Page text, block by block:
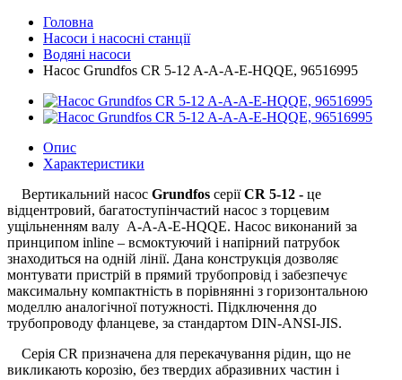
Головна
Насоси і насосні станції
Водяні насоси
Насос Grundfos CR 5-12 A-A-A-E-HQQE, 96516995
Опис
Характеристики
Вертикальний насос Grundfos серіїCR 5-12 - це
відцентровий, багатоступінчастий насос з торцевим
ущільненням валу A-A-A-E-HQQE. Насос виконаний за
принципом inline – всмоктуючий і напірний патрубок
знаходиться на одній лінії. Дана конструкція дозволяє
монтувати пристрій в прямий трубопровід і забезпечує
максимальну компактність в порівнянні з горизонтальною
моделлю аналогічної потужності. Підключення до
трубопроводу фланцеве, за стандартом DIN-ANSI-JIS.
Серія CR призначена для перекачування рідин, що не
викликають корозію, без твердих абразивних частин і